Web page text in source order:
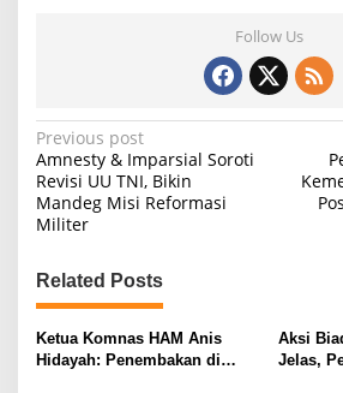
D
m
i
Follow Us
P
o
s
n
a
v
Previous post
Amnesty & Imparsial Soroti
Revisi UU TNI, Bikin
Mandeg Misi Reformasi
Militer
Related Posts
Ketua Komnas HAM Anis
Hidayah: Penembakan di
Aksi
Jelas,